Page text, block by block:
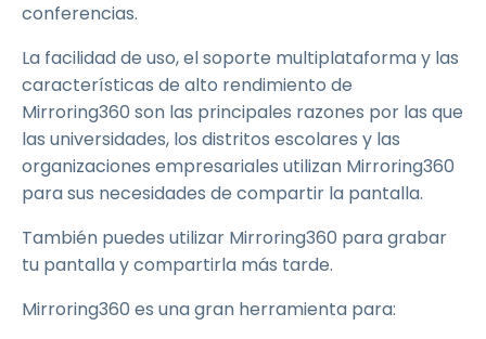
conferencias.
La facilidad de uso, el soporte multiplataforma y las
características de alto rendimiento de
Mirroring360 son las principales razones por las que
las universidades, los distritos escolares y las
organizaciones empresariales utilizan Mirroring360
para sus necesidades de compartir la pantalla.
También puedes utilizar Mirroring360 para grabar
tu pantalla y compartirla más tarde.
Mirroring360 es una gran herramienta para: